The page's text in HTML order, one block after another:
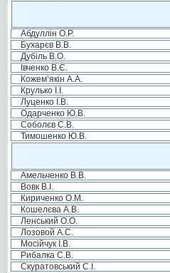
Абдуллін О.Р.
Бухарєв В.В.
Дубіль В.О.
Івченко В.Є.
Кожем’якін А.А.
Крулько І.І.
Луценко І.В.
Одарченко Ю.В.
Соболєв С.В.
Тимошенко Ю.В.
Амельченко В.В.
Вовк В.І.
Кириченко О.М.
Кошелєва А.В.
Ленський О.О.
Лозовой А.С.
Мосійчук І.В.
Рибалка С.В.
Скуратовський С.І.